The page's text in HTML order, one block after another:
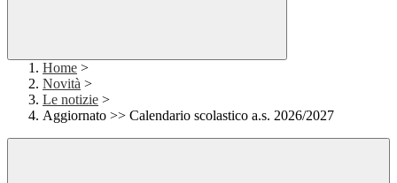
Home >
Novità >
Le notizie >
Aggiornato >> Calendario scolastico a.s. 2026/2027